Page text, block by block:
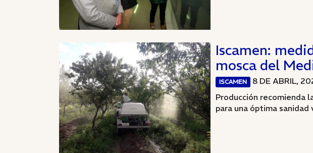
Iscamen:
mosca del
ISCAMEN
8 DE ABRIL,
Producción recomienda
para una óptima